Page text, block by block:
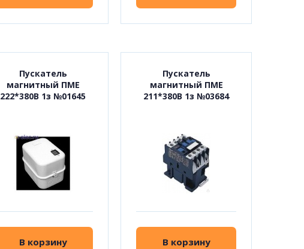
Пускатель
магнитный ПМЕ
222*380В 1з №01645
В корзину
Пускатель
магнитный ПМЕ
211*380В 1з №03684
В корзину